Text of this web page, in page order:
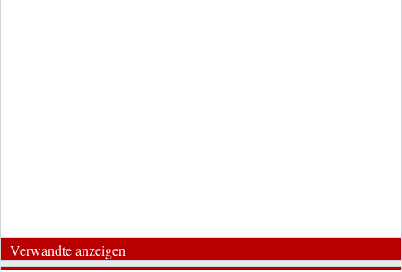
Verwandte anzeigen